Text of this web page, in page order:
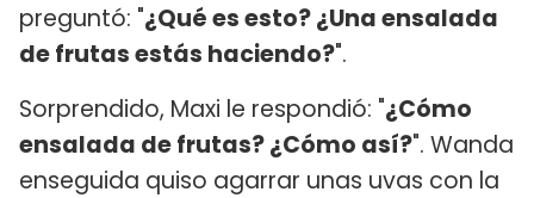
preguntó: "¿Qué es esto? ¿Una ensalada
de frutas estás haciendo?".
Sorprendido, Maxi le respondió: "¿Cómo
ensalada de frutas? ¿Cómo así?". Wanda
enseguida quiso agarrar unas uvas con la